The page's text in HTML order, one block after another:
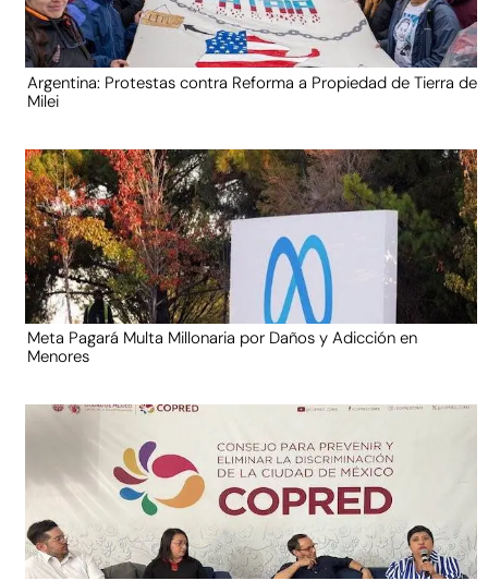
Argentina: Protestas contra Reforma a Propiedad de Tierra de
Milei
Meta Pagará Multa Millonaria por Daños y Adicción en
Menores